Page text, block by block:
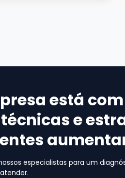
está
e
especialistas para um